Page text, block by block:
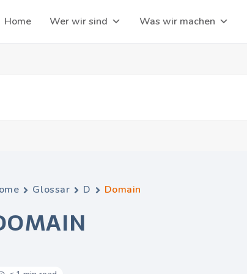
Home Wer wir sind Was wir machen
Glossar D Domain